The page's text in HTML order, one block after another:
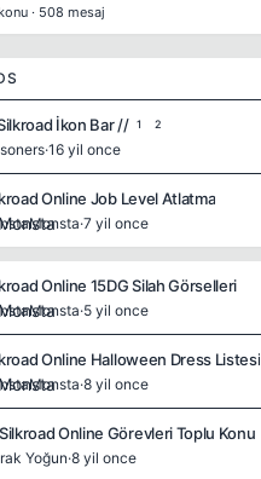
· 508 mesaj
İkon Bar // 1 2
·16 yil once
Online Job Level Atlatma
·7 yil once
Online 15DG Silah Görselleri
·5 yil once
Online Halloween Dress Listesi
·8 yil once
Silkroad Online Görevleri Toplu Konu
Yoğun·8 yil once